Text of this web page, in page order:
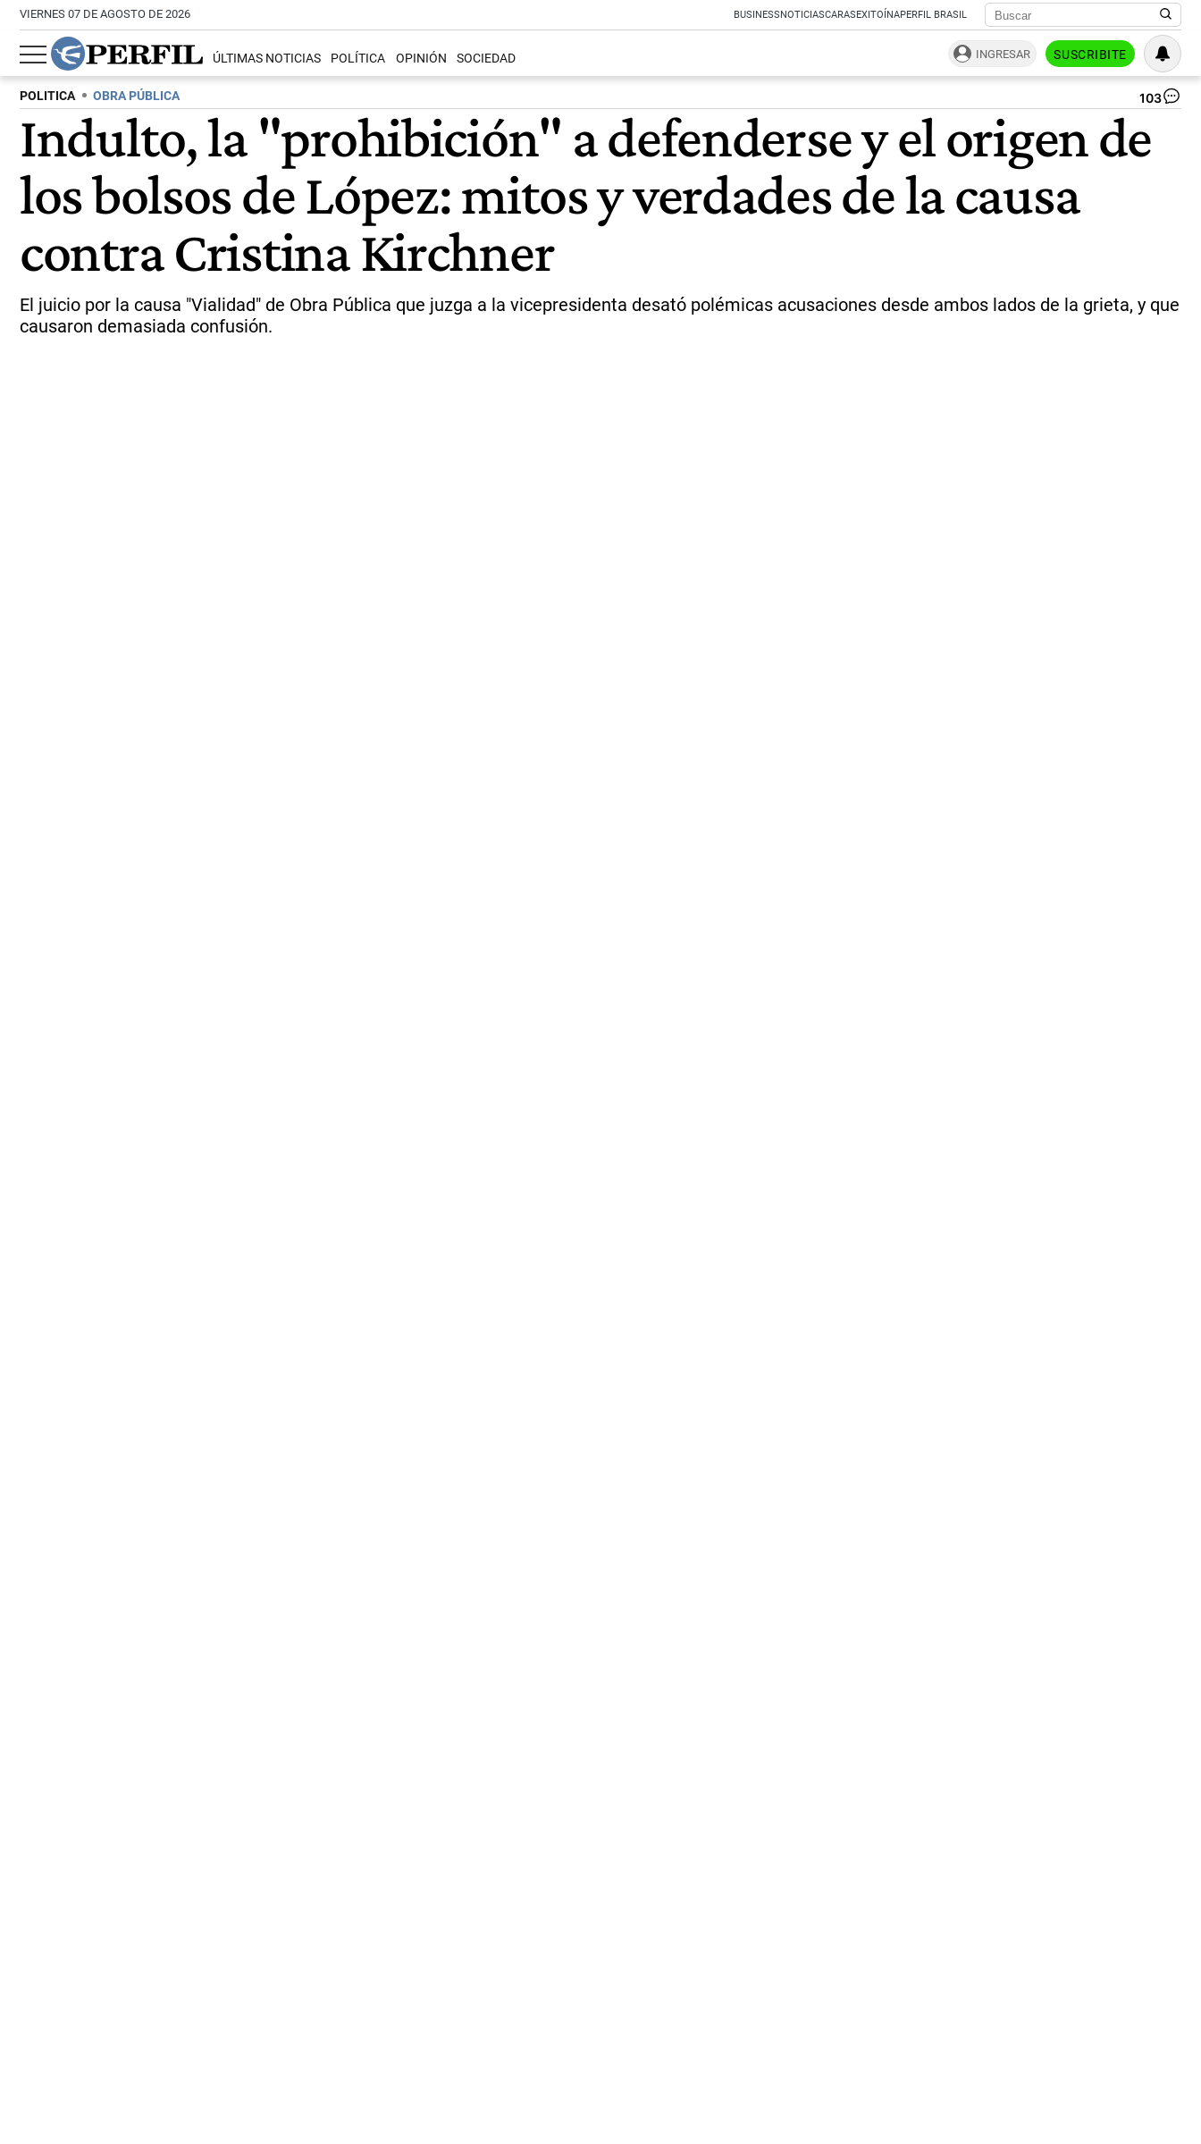
VIERNES 07 DE AGOSTO DE 2026 BUSINESSNOTICIASCARASEXITOÍNAPERFIL BRASIL
ÚLTIMAS NOTICIAS POLÍTICA OPINIÓN SOCIEDAD INGRESAR SUSCRIBITE
POLITICA OBRA PÚBLICA 103
Indulto, la "prohibición" a defenderse y el origen de
los bolsos de López: mitos y verdades de la causa
contra Cristina Kirchner
El juicio por la causa "Vialidad" de Obra Pública que juzga a la vicepresidenta desató polémicas acusaciones desde ambos lados de la grieta, y que
causaron demasiada confusión.